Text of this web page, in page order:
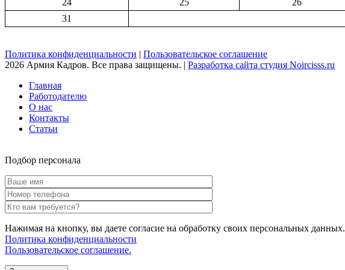
24
25 26
31
Политика конфиденциальности | Пользовательское соглашение
2026 Армия Кадров. Все права защищены. | Разработка сайта студия Noircisss.ru
Главная
Работодателю
О нас
Контакты
Статьи
Подбор персонала
Нажимая на кнопку, вы даете согласие на обработку своих персональных данных.
Политика конфиденциальности
Пользовательское соглашение.